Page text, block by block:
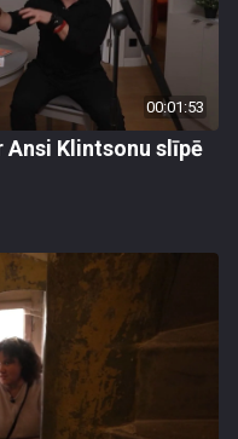
00:01:53
Ansi Klintsonu slīpē